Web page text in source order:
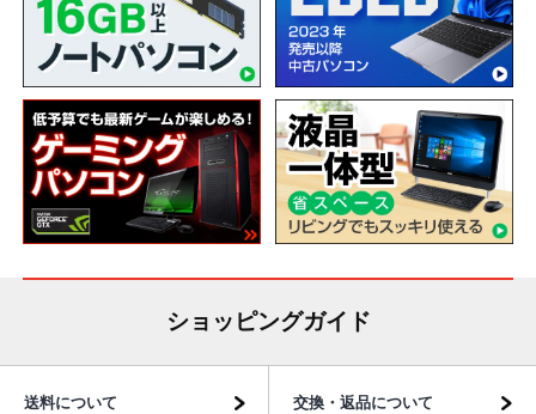
ショッピングガイド
送料について 交換・返品について